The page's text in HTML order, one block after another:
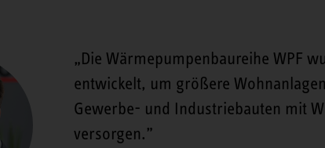
Die Wärmepumpenbaureihe WPF
entwickelt, um größere
Gewerbe- und Industriebauten mit
versorgen.